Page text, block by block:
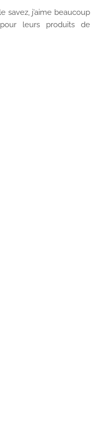
savez, j’aime beaucoup
leurs produits de